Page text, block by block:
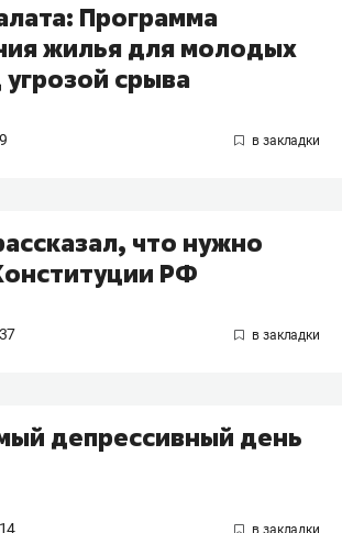
Программа
жилья для молодых
срыва
9
что нужно
РФ
37
депрессивный день
14